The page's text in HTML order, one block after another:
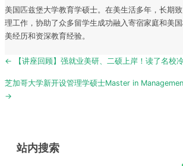
美国匹兹堡大学教育学硕士。在美生活多年，长期
理工作，协助了众多留学生成功融入寄宿家庭和美
美经历和资深教育经验。
Post
← 【讲座回顾】强就业美研、二硕上岸！读了名校
芝加哥大学新开设管理学硕士Master in
→
站内搜索